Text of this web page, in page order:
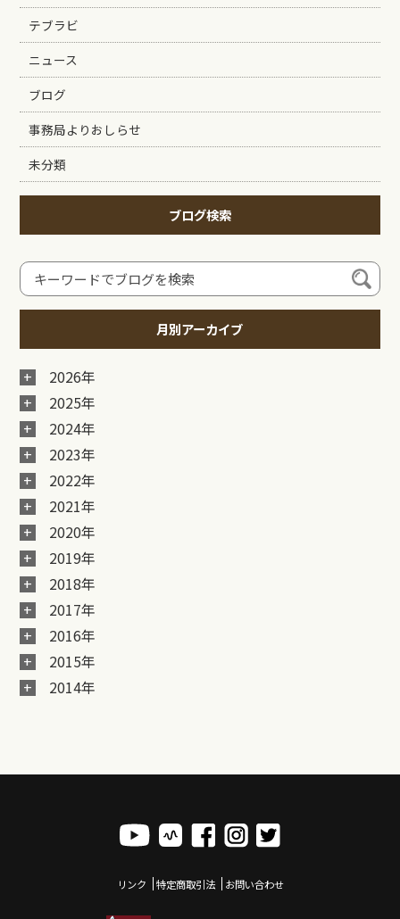
テブラビ
ニュース
ブログ
事務局よりおしらせ
未分類
ブログ検索
月別アーカイブ
2026年
2025年
2024年
2023年
2022年
2021年
2020年
2019年
2018年
2017年
2016年
2015年
2014年
リンク 特定商取引法 お問い合わせ